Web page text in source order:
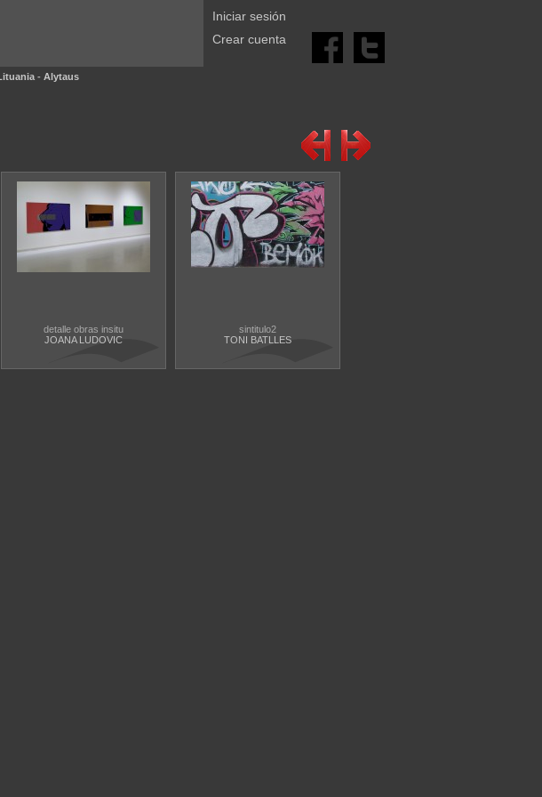
Iniciar sesión
Crear cuenta
- Alytaus
detalle obras insitu
JOANA LUDOVIC
sintitulo2
TONI BATLLES